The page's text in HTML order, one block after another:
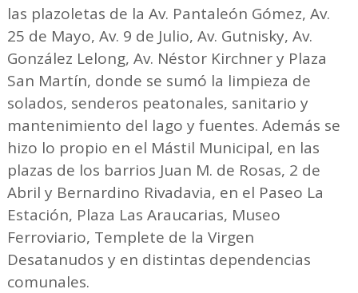
las plazoletas de la Av. Pantaleón Gómez, Av.
25 de Mayo, Av. 9 de Julio, Av. Gutnisky, Av.
González Lelong, Av. Néstor Kirchner y Plaza
San Martín, donde se sumó la limpieza de
solados, senderos peatonales, sanitario y
mantenimiento del lago y fuentes. Además se
hizo lo propio en el Mástil Municipal, en las
plazas de los barrios Juan M. de Rosas, 2 de
Abril y Bernardino Rivadavia, en el Paseo La
Estación, Plaza Las Araucarias, Museo
Ferroviario, Templete de la Virgen
Desatanudos y en distintas dependencias
comunales.